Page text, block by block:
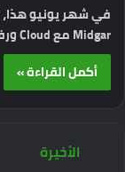
Midgar مع Cloud ورفاقه، والعديد من المغامرات…
أكمل القراءة »
الأخيرة